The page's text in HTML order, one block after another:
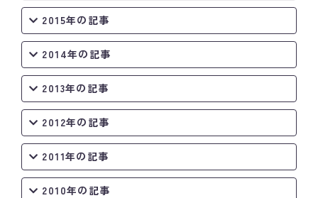
2015年の記事
2014年の記事
2013年の記事
2012年の記事
2011年の記事
2010年の記事